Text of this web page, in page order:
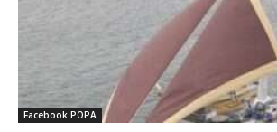
Facebook POPA